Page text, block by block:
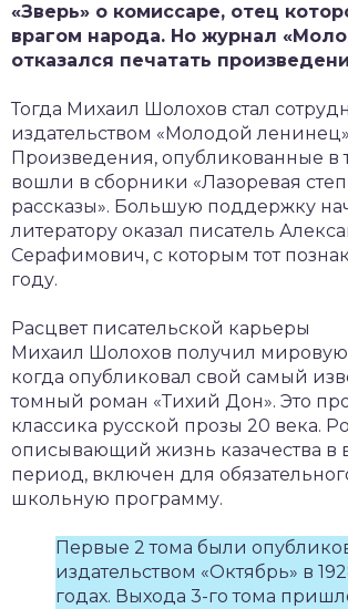
«Зверь» о комиссаре, отец
врагом народа. Но журнал
отказался печатать
Тогда Михаил Шолохов стал
издательством «Молодой
Произведения, опубликованные в
вошли в сборники «Лазоревая
рассказы». Большую поддержку
литератору оказал писатель
Серафимович, с которым тот
году.
Расцвет писательской карьеры
Михаил Шолохов получил мировую
когда опубликовал свой самый
томный роман «Тихий Дон». Это
классика русской прозы 20 века.
описывающий жизнь казачества в
период, включен для
школьную программу.
Первые 2 тома были
издательством «Октябрь» в
годах. Выхода 3-го тома